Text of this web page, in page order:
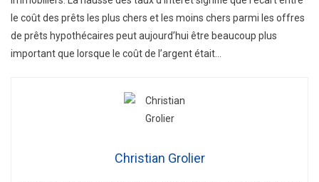
le coût des prêts les plus chers et les moins chers parmi les offres
de prêts hypothécaires peut aujourd’hui être beaucoup plus
important que lorsque le coût de l’argent était…
Christian Grolier